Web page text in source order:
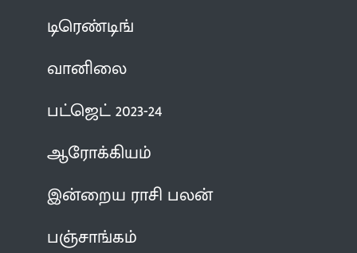
டிரெண்டிங்
வானிலை
பட்ஜெட் 2023-24
ஆரோக்கியம்
இன்றைய ராசி பலன்
பஞ்சாங்கம்